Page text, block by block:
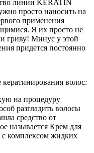
линии KERATIN
просто наносить на
применения
Я их просто не
гриву! Минус у этой
придется постоянно
волос:
на процедуру
разгладить волосы
средство от
называется Крем для
с комплексом жидких